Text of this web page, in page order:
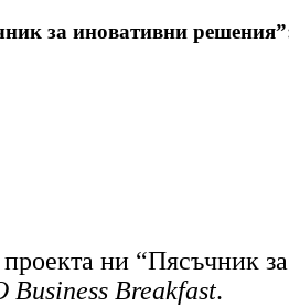
за иновативни
ни “Пясъчник
Business Breakfast.